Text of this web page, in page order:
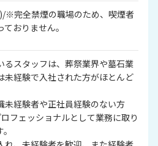
※完全禁煙の職場のため、喫煙者
おりません。
るスタッフは、葬祭業界や墓石業
未経験で入社された方がほとんど
未経験者や正社員経験のない方
フェッショナルとして業務に取り